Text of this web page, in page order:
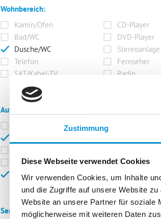
Zustimmung
Diese Webseite verwendet Cookies
Wir verwenden Cookies, um Inhalte
und die Zugriffe auf unsere Website
Website an unsere Partner für soziale
möglicherweise mit weiteren Daten
Wohnbereich:
Kamin/Ofen
CD-Player
Bad/WC
DVD-Player
Dusche/WC
Stereoanlage
Telefon
Fernseher
SAT/Kabel-TV
Radio
Außenanlage:
Garten/Liegewiese
Terrasse
Balkon
Abstellraum
Service: